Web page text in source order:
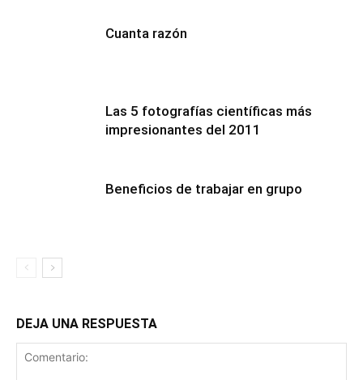
Cuanta razón
Las 5 fotografías científicas más
impresionantes del 2011
Beneficios de trabajar en grupo
DEJA UNA RESPUESTA